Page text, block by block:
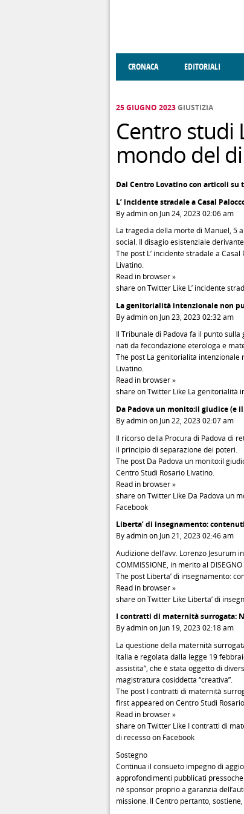
CRONACA EDITORIALI
25 GIUGNO 2023GIUSTIZIA
Centro studi
mondo del
Dal Centro Lovatino con articoli
L’ incidente stradale a Casal
By admin on Jun 24, 2023 02:06 am
La tragedia della morte di Manuel, 5
social. Il disagio esistenziale
The post L’ incidente stradale a
Livatino.
Read in browser »
share on Twitter Like L’ incidente
La genitorialità intenzionale non
By admin on Jun 23, 2023 02:32 am
Il Tribunale di Padova fa il punto
nati da fecondazione eterologa e
The post La genitorialità intenzionale
Livatino.
Read in browser »
share on Twitter Like La genitorialità
Da Padova un monito:il giudice (e
By admin on Jun 22, 2023 02:07 am
Il ricorso della Procura di Padova di
il principio di separazione dei poteri.
The post Da Padova un monito:il
Centro Studi Rosario Livatino.
Read in browser »
share on Twitter Like Da Padova un
Facebook
Liberta’ di insegnamento:
By admin on Jun 21, 2023 02:46 am
Audizione dell’avv. Lorenzo Jesurum
COMMISSIONE, in merito al
The post Liberta’ di insegnamento:
Read in browser »
share on Twitter Like Liberta’ di
I contratti di maternità surrogata:
By admin on Jun 19, 2023 02:18 am
La questione della maternità
Italia è regolata dalla legge 19
assistita”, che è stata oggetto di
magistratura cosiddetta “creativa”.
The post I contratti di maternità
first appeared on Centro Studi
Read in browser »
share on Twitter Like I contratti di
di recesso on Facebook
Sostegno
Continua il consueto impegno di
approfondimenti pubblicati
né sponsor proprio a garanzia
missione. Il Centro pertanto,